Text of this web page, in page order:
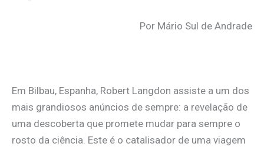
Por Mário Sul de Andrade
Em Bilbau, Espanha, Robert Langdon assiste a um dos
mais grandiosos anúncios de sempre: a revelação de
uma descoberta que promete mudar para sempre o
rosto da ciência. Este é o catalisador de uma viagem